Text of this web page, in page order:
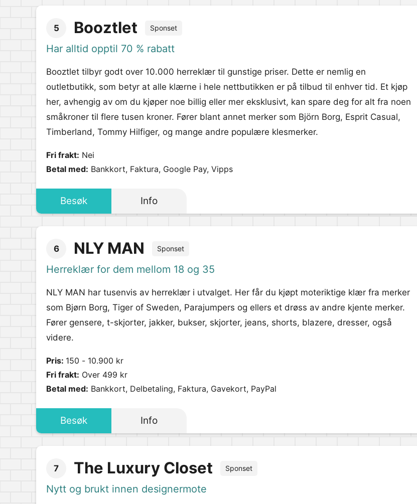
5 Booztlet Sponset
Har alltid opptil 70 % rabatt
Booztlet tilbyr godt over 10.000 herreklær til gunstige priser. Dette er nemlig en
outletbutikk, som betyr at alle klærne i hele nettbutikken er på tilbud til enhver tid. Et kjøp
her, avhengig av om du kjøper noe billig eller mer eksklusivt, kan spare deg for alt fra noen
småkroner til flere tusen kroner. Fører blant annet merker som Björn Borg, Esprit Casual,
Timberland, Tommy Hilfiger, og mange andre populære klesmerker.
Fri frakt: Nei
Betal med: Bankkort, Faktura, Google Pay, Vipps
Besøk Info
6 NLY MAN Sponset
Herreklær for dem mellom 18 og 35
NLY MAN har tusenvis av herreklær i utvalget. Her får du kjøpt moteriktige klær fra merker
som Bjørn Borg, Tiger of Sweden, Parajumpers og ellers et drøss av andre kjente merker.
Fører gensere, t-skjorter, jakker, bukser, skjorter, jeans, shorts, blazere, dresser, også
videre.
Pris: 150 - 10.900 kr
Fri frakt: Over 499 kr
Betal med: Bankkort, Delbetaling, Faktura, Gavekort, PayPal
Besøk Info
7 The Luxury Closet Sponset
Nytt og brukt innen designermote